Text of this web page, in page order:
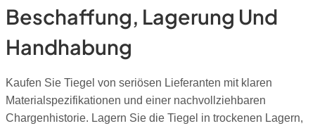
Beschaffung, Lagerung Und
Handhabung
Kaufen Sie Tiegel von seriösen Lieferanten mit klaren
Materialspezifikationen und einer nachvollziehbaren
Chargenhistorie. Lagern Sie die Tiegel in trockenen Lagern,